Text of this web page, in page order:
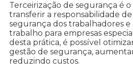
Terceirização de segurança é o
transferir a responsabilidade
segurança dos trabalhadores e
trabalho para empresas
desta prática, é possível
gestão de segurança,
reduzindo custos.